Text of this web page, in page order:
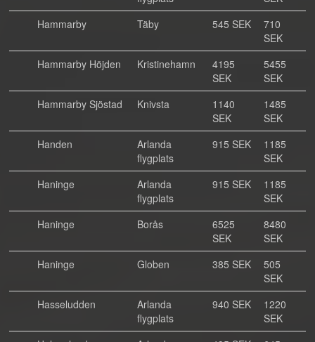
Hammarby
Täby 545 SEK
710
SEK
Hammarby Höjden
Kristinehamn
4195
SEK
5455
SEK
Hammarby Sjöstad
Knivsta
1140
SEK
1485
SEK
Handen
Arlanda
flygplats
915 SEK
1185
SEK
Haninge
Arlanda
flygplats
915 SEK
1185
SEK
Haninge
Borås
6525
SEK
8480
SEK
Haninge
Globen 385 SEK
505
SEK
Hasseludden
Arlanda
flygplats
940 SEK
1220
SEK